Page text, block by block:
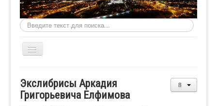
Искать...
Включить/
О фонде
Экслибрисы Аркадия
Григорьевича Елфимова